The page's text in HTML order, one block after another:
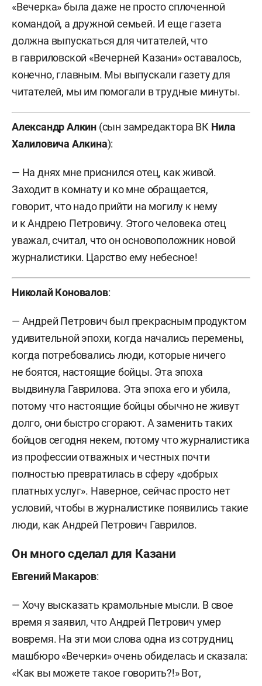
«Вечерка» была даже не просто сплоченной
командой, а дружной семьей. И еще газета
должна выпускаться для читателей, что
в гавриловской «Вечерней Казани» оставалось,
конечно, главным. Мы выпускали газету для
читателей, мы им помогали в трудные минуты.
Александр Алкин (сын замредактора ВКНила
Халиловича Алкина):
— На днях мне приснился отец, как живой.
Заходит в комнату и ко мне обращается,
говорит, что надо прийти на могилу к нему
и к Андрею Петровичу. Этого человека отец
уважал, считал, что он основоположник новой
журналистики. Царство ему небесное!
Николай Коновалов:
— Андрей Петрович был прекрасным продуктом
удивительной эпохи, когда начались перемены,
когда потребовались люди, которые ничего
не боятся, настоящие бойцы. Эта эпоха
выдвинула Гаврилова. Эта эпоха его и убила,
потому что настоящие бойцы обычно не живут
долго, они быстро сгорают. А заменить таких
бойцов сегодня некем, потому что журналистика
из профессии отважных и честных почти
полностью превратилась в сферу «добрых
платных услуг». Наверное, сейчас просто нет
условий, чтобы в журналистике появились такие
люди, как Андрей Петрович Гаврилов.
Он много сделал для Казани
Евгений Макаров:
— Хочу высказать крамольные мысли. В свое
время я заявил, что Андрей Петрович умер
вовремя. На эти мои слова одна из сотрудниц
машбюро «Вечерки» очень обиделась и сказала:
«Как вы можете такое говорить?!» Вот,